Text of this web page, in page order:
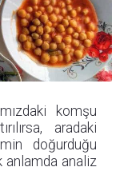
komşu
aradaki
doğurduğu
anlamda analiz